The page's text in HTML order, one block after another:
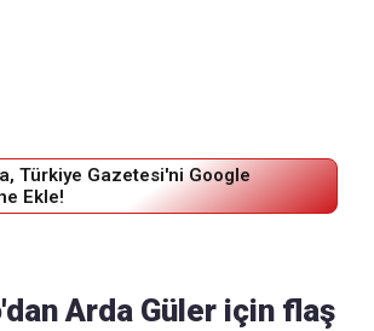
Türkiye Gazetesi'ni Google
Ekle!
Arda Güler için flaş